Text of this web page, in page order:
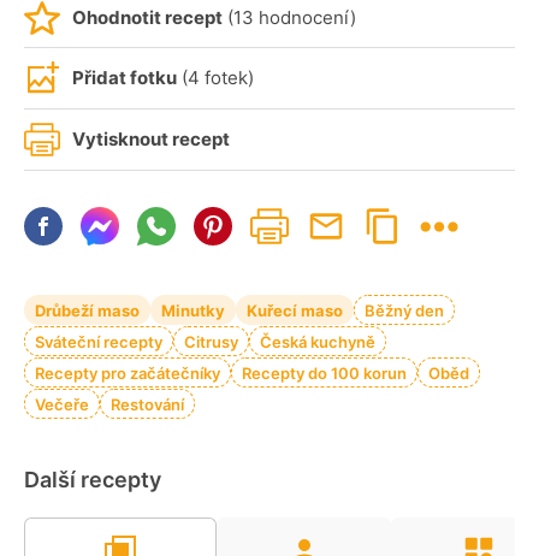
Ohodnotit recept (13 hodnocení)
Přidat fotku (4 fotek)
Vytisknout recept
Drůbeží maso Minutky Kuřecí maso
Běžný den
Sváteční recepty
Citrusy
Česká kuchyně
Recepty pro začátečníky
Recepty do 100 korun
Oběd
Večeře
Restování
Další recepty